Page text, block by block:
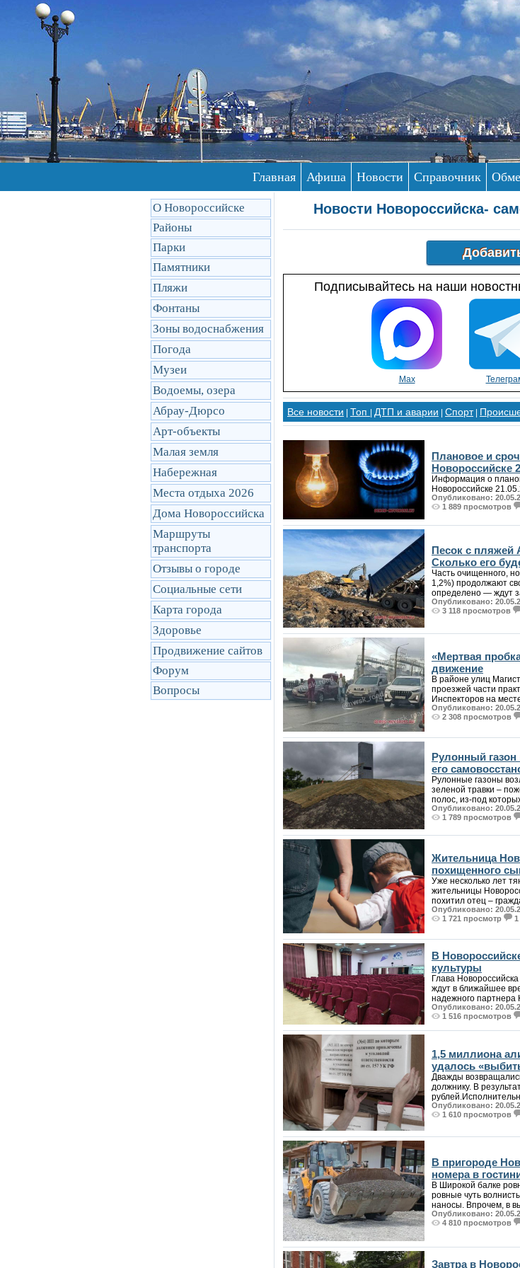
Главная Афиша Новости Справочник
О Новороссийске
Районы
Парки
Памятники
Пляжи
Фонтаны
Зоны водоснабжения
Погода
Музеи
Водоемы, озера
Абрау-Дюрсо
Арт-объекты
Малая земля
Набережная
Места отдыха 2026
Дома Новороссийска
Маршруты
транcпорта
Отзывы о городе
Социальные сети
Карта города
Здоровье
Продвижение сайтов
Форум
Вопросы
Новости Новороссийска-
Подписывайтесь на наши
Max
Все новости Топ ДТП и аварии Спорт|
Плановое и
Новороссийске
Информация о
Новороссийске
Опубликовано:
1 889 просмотров
Песок с пляжей
Сколько его
Часть очищенного,
1,2%) продолжают
определено — ждут
Опубликовано:
3 118 просмотров
«Мертвая
движение
В районе улиц
проезжей части
Инспекторов на
Опубликовано:
2 308 просмотров
Рулонный
его
Рулонные газоны
зеленой травки –
полос, из-под
Опубликовано:
1 789 просмотров
Жительница
похищенного
Уже несколько лет
жительницы
похитил отец –
Опубликовано:
1 721 просмотр
В
культуры
Глава
ждут в ближайшее
надежного партнера
Опубликовано:
1 516 просмотров
1,5 миллиона
удалось
Дважды
должнику. В
Опубликовано:
1 610 просмотров
В пригороде
номера в
В Широкой балке
ровные чуть
наносы. Впрочем, в
Опубликовано:
4 810 просмотров
Завтра в